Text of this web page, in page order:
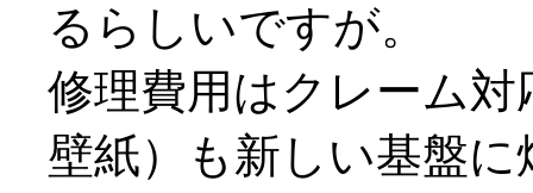
るらしいですが。
修理費用はクレーム
壁紙）も新しい基盤